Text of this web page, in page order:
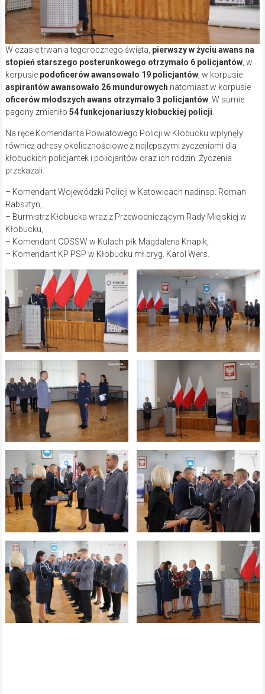
W czasie trwania tegorocznego święta, pierwszy w życiu awans na
stopień starszego posterunkowego otrzymało 6 policjantów, w
korpusie podoficerów awansowało 19 policjantów, w korpusie
aspirantów awansowało 26 mundurowych natomiast w korpusie
oficerów młodszych awans otrzymało 3 policjantów. W sumie
pagony zmieniło 54 funkcjonariuszy kłobuckiej policji
Na ręce Komendanta Powiatowego Policji w Kłobucku wpłynęły
również adresy okolicznościowe z najlepszymi życzeniami dla
kłobuckich policjantek i policjantów oraz ich rodzin. Życzenia
przekazali:
– Komendant Wojewódzki Policji w Katowicach nadinsp. Roman
Rabsztyn,
– Burmistrz Kłobucka wraz z Przewodniczącym Rady Miejskiej w
Kłobucku,
– Komendant COSSW w Kulach płk Magdalena Knapik,
– Komendant KP PSP w Kłobucku mł.bryg. Karol Wers.